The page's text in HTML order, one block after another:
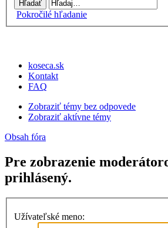
Pokročilé hľadanie
koseca.sk
Kontakt
FAQ
Zobraziť témy bez odpovede
Zobraziť aktívne témy
Obsah fóra
Pre zobrazenie
prihlásený.
Užívateľské meno: